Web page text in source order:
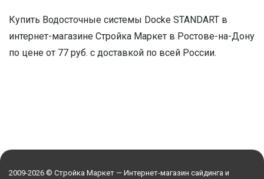
Купить Водосточные системы Docke STANDART в
интернет-магазине Стройка Маркет в Ростове-на-Дону
по цене от 77 руб. с доставкой по всей России.
2009-2026 © Стройка Маркет — Интернет-магазин сайдинга и